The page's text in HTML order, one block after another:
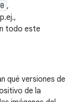
,
todo este
qué versiones de
de la